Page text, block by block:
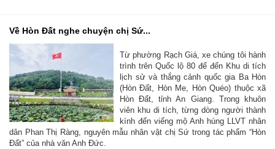
Về Hòn Đất nghe chuyện chị Sứ...
Từ phường Rạch Giá, xe chúng tôi hành
trình trên Quốc lộ 80 để đến Khu di tích
lịch sử và thắng cảnh quốc gia Ba Hòn
(Hòn Đất, Hòn Me, Hòn Quéo) thuộc xã
Hòn Đất, tỉnh An Giang. Trong khuôn
viên khu di tích, từng dòng người thành
kính đến viếng mộ Anh hùng LLVT nhân
dân Phan Thị Ràng, nguyên mẫu nhân vật chị Sứ trong tác phẩm “Hòn
Đất” của nhà văn Anh Đức.